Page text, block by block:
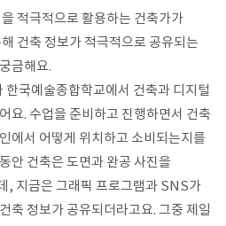
적극적으로 활용하는 건축가가
건축 정보가 적극적으로 공유되는
금해요.
한국예술종합학교에서 건축과 디지털
요. 수업을 준비하고 진행하면서 건축
에서 어떻게 위치하고 소비되는지를
안 건축은 도면과 완공 사진을
, 지금은 그래픽 프로그램과 SNS가
축 정보가 공유되더라고요. 그중 제일